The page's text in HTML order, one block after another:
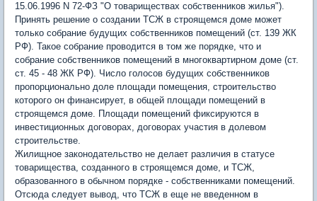
15.06.1996 N 72-ФЗ "О товариществах собственников жилья").
Принять решение о создании ТСЖ в строящемся доме может
только собрание будущих собственников помещений (ст. 139 ЖК
РФ). Такое собрание проводится в том же порядке, что и
собрание собственников помещений в многоквартирном доме (ст.
ст. 45 - 48 ЖК РФ). Число голосов будущих собственников
пропорционально доле площади помещения, строительство
которого он финансирует, в общей площади помещений в
строящемся доме. Площади помещений фиксируются в
инвестиционных договорах, договорах участия в долевом
строительстве.
Жилищное законодательство не делает различия в статусе
товарищества, созданного в строящемся доме, и ТСЖ,
образованного в обычном порядке - собственниками помещений.
Отсюда следует вывод, что ТСЖ в еще не введенном в